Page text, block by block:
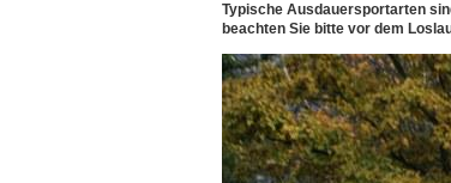
Typische Ausdauersportarten
beachten Sie bitte vor dem